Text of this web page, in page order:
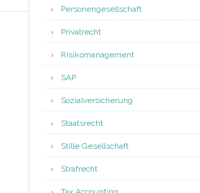
Personengesellschaft
Privatrecht
Risikomanagement
SAP
Sozialversicherung
Staatsrecht
Stille Gesellschaft
Strafrecht